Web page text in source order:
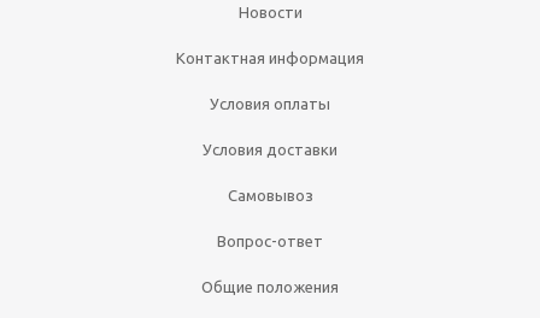
Новости
Контактная информация
Условия оплаты
Условия доставки
Самовывоз
Вопрос-ответ
Общие положения